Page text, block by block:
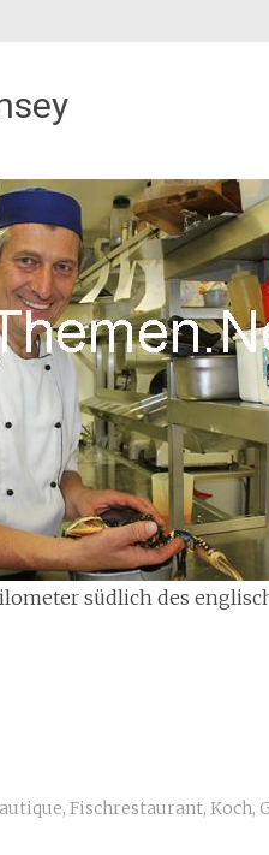
südlich des
, Fischrestaurant, Koch,